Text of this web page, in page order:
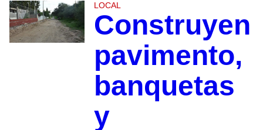
LOCAL
Construyen
pavimento,
banquetas
y